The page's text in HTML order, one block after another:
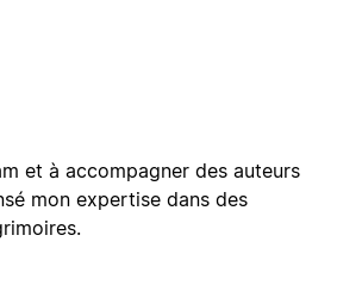
et à accompagner des auteurs
mon expertise dans des